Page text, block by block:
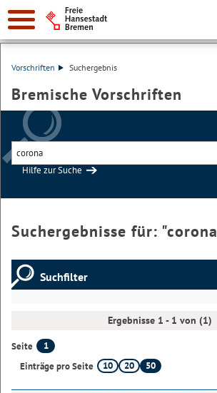
Vorschriften Suchergebnis
Bremische Vorschriften
Hilfe zur Suche
Suchergebnisse für: "corona
Suchfilter
Ergebnisse 1 - 1 von (1)
Seite
1
Einträge pro Seite
10 20 50